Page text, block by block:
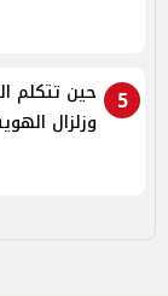
5
حين تتكلم
وزلزال